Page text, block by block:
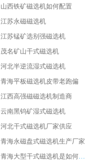
山西铁矿磁选机如何配置
江苏永磁磁选机
江苏锰矿选别强磁选机
茂名矿山干式磁选机
河北半逆流湿式磁选机
青海平板磁选机皮带老跑偏
江西高强磁磁选机制造商
云南黑钨矿湿式磁选机
河北干式磁选机厂家供应
青海永磁盘式磁选机生产厂家
青海大型干式磁选机是如何选矿的